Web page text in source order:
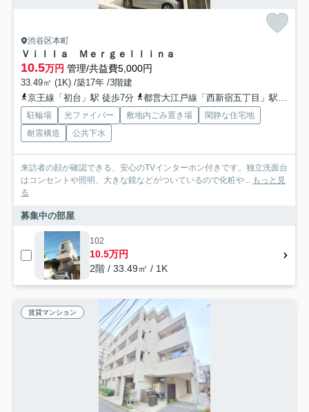
渋谷区本町
Ｖｉｌｌａ Ｍｅｒｇｅｌｌｉｎａ
10.5万円 管理/共益費5,000円
33.49㎡ (1K) /築17年 /3階建
京王線「初台」駅 徒歩7分
都営大江戸線「西新宿五丁目」駅 徒歩8分
駐輪場 光ファイバー 敷地内ごみ置き場
閑静な住宅地
耐震構造
公共下水
来訪者の顔が確認できる、安心のTVインターホン付きです。独立洗面台
はコンセントや照明、大きな鏡などがついているので化粧や... もっと見
る
募集中の部屋
102
10.5万円
2階 / 33.49㎡ / 1K
賃貸マンション